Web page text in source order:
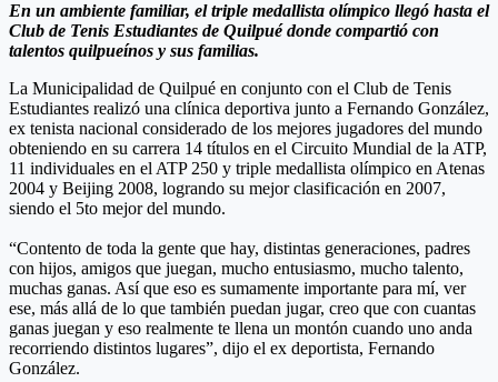
En un ambiente familiar, el triple medallista olímpico llegó hasta el
Club de Tenis Estudiantes de Quilpué donde compartió con
talentos quilpueínos y sus familias.
La Municipalidad de Quilpué en conjunto con el Club de Tenis
Estudiantes realizó una clínica deportiva junto a Fernando González,
ex tenista nacional considerado de los mejores jugadores del mundo
obteniendo en su carrera 14 títulos en el Circuito Mundial de la ATP,
11 individuales en el ATP 250 y triple medallista olímpico en Atenas
2004 y Beijing 2008, logrando su mejor clasificación en 2007,
siendo el 5to mejor del mundo.
“Contento de toda la gente que hay, distintas generaciones, padres
con hijos, amigos que juegan, mucho entusiasmo, mucho talento,
muchas ganas. Así que eso es sumamente importante para mí, ver
ese, más allá de lo que también puedan jugar, creo que con cuantas
ganas juegan y eso realmente te llena un montón cuando uno anda
recorriendo distintos lugares”, dijo el ex deportista, Fernando
González.